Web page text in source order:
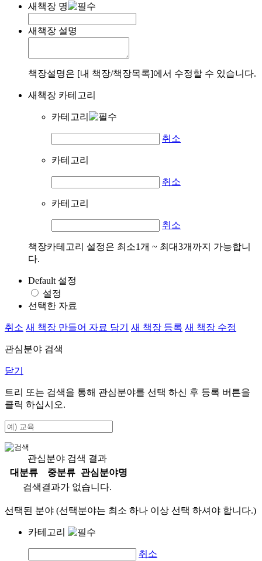
새책장 명
새책장 설명
책장설명은 [내 책장/책장목록]에서 수정할 수 있습니다.
새책장 카테고리
카테고리
취소
카테고리
취소
카테고리
취소
책장카테고리 설정은 최소1개 ~ 최대3개까지 가능합니
다.
Default 설정
설정
선택한 자료
취소 새 책장 만들어 자료 담기 새 책장 등록 새 책장 수정
관심분야 검색
닫기
트리 또는 검색을 통해 관심분야를 선택 하신 후 등록 버튼을
클릭 하십시오.
관심분야 검색 결과
대분류
중분류
관심분야명
검색결과가 없습니다.
선택된 분야 (선택분야는 최소 하나 이상 선택 하셔야 합니다.)
카테고리
취소